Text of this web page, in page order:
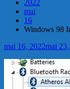
2022
mai
16
Windows 98
mai 16, 2022mai